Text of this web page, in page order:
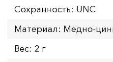
Сохранность: UNC
Материал: Медно-
Вес: 2 г